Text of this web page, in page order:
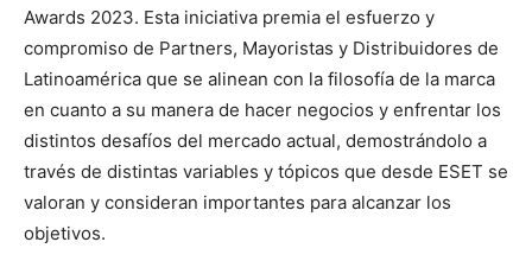
Awards 2023. Esta iniciativa premia el esfuerzo y
compromiso de Partners, Mayoristas y Distribuidores de
Latinoamérica que se alinean con la filosofía de la marca
en cuanto a su manera de hacer negocios y enfrentar los
distintos desafíos del mercado actual, demostrándolo a
través de distintas variables y tópicos que desde ESET se
valoran y consideran importantes para alcanzar los
objetivos.